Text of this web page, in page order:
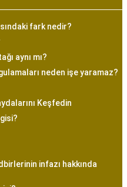
fark nedir?
aynı mı?
neden işe yaramaz?
Keşfedin
infazı hakkında